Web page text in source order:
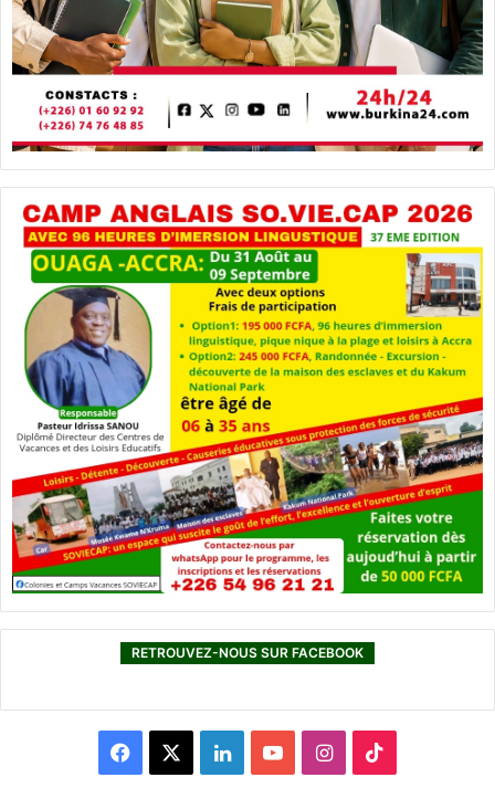
RETROUVEZ-NOUS SUR FACEBOOK
L
I